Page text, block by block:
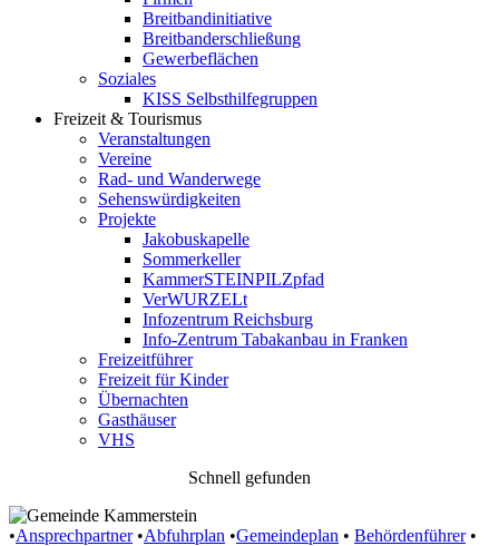
Breitbandinitiative
Breitbanderschließung
Gewerbeflächen
Soziales
KISS Selbsthilfegruppen
Freizeit & Tourismus
Veranstaltungen
Vereine
Rad- und Wanderwege
Sehenswürdigkeiten
Projekte
Jakobuskapelle
Sommerkeller
KammerSTEINPILZpfad
VerWURZELt
Infozentrum Reichsburg
Info-Zentrum Tabakanbau in Franken
Freizeitführer
Freizeit für Kinder
Übernachten
Gasthäuser
VHS
Schnell gefunden
•Ansprechpartner •Abfuhrplan •Gemeindeplan • Behördenführer •